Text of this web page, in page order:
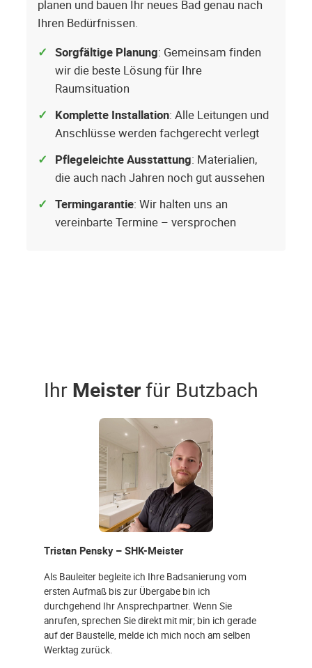
planen und bauen Ihr neues Bad genau nach
Ihren Bedürfnissen.
Sorgfältige Planung: Gemeinsam finden
wir die beste Lösung für Ihre
Raumsituation
Komplette Installation: Alle Leitungen und
Anschlüsse werden fachgerecht verlegt
Pflegeleichte Ausstattung: Materialien,
die auch nach Jahren noch gut aussehen
Termingarantie: Wir halten uns an
vereinbarte Termine – versprochen
Ihr Meisterfür Butzbach
Tristan Pensky – SHK-Meister
Als Bauleiter begleite ich Ihre Badsanierung vom
ersten Aufmaß bis zur Übergabe bin ich
durchgehend Ihr Ansprechpartner. Wenn Sie
anrufen, sprechen Sie direkt mit mir; bin ich gerade
auf der Baustelle, melde ich mich noch am selben
Werktag zurück.